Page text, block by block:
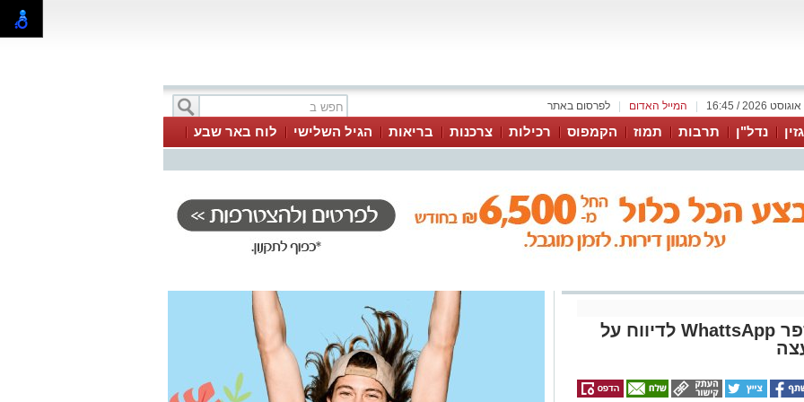
לפרסום באתר המייל האדום
נדל"ן תרבות תמוז הקמפוס רכילות צרכנות בריאות הגיל השלישי
לוח באר שבע
שירות חדש בנאות חובב: מספר WhattsApp לדיווח על